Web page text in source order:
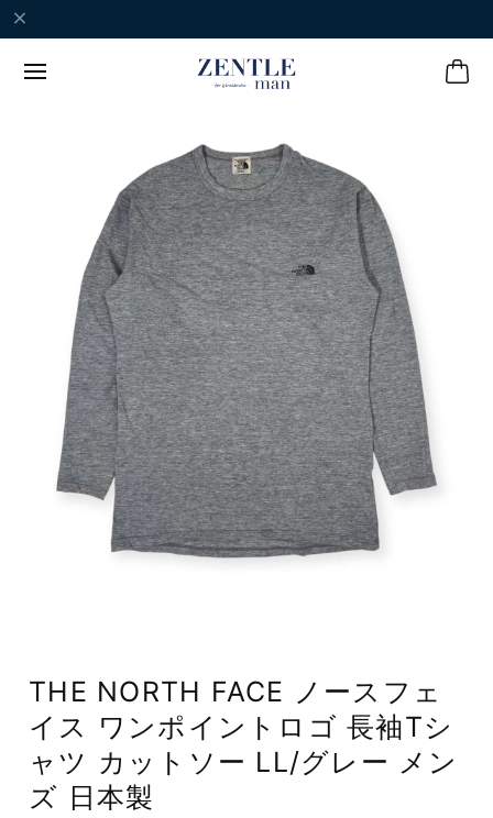
THE NORTH FACE ノースフェ
イス ワンポイントロゴ 長袖Tシ
ャツ カットソー LL/グレー メン
ズ 日本製